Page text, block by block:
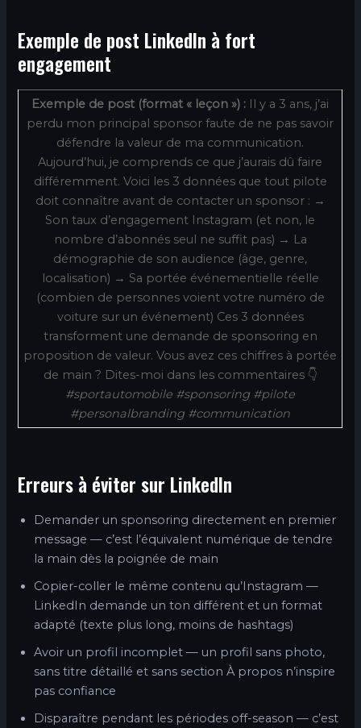
Exemple de post LinkedIn à fort
engagement
Exemple de post (format « leçon ») : Il y a 3 ans, j’ai
perdu mon principal sponsor faute de ne pas savoir
défendre la valeur de ma communication.
Aujourd’hui, je comprends ce que j’aurais dû faire
différemment. Voici les 3 données que tout pilote
doit connaître avant de contacter un sponsor : →
Son taux d’engagement Instagram (et non, le
nombre d’abonnés seul ne suffit pas) → La
démographie de son audience (âge, genre,
localisation) → Sa portée événementielle réelle
(combien de personnes voient votre numéro de
voiture sur un événement) Ces 3 données
transforment une demande de sponsoring en
proposition de valeur. Vous avez ces chiffres à portée
de main ? Dites-moi dans les commentaires 👇
#sportautomobile #sponsoring #pilote
#personalbranding #communication
Erreurs à éviter sur LinkedIn
Demander un sponsoring directement en premier
message — c’est l’équivalent numérique de tendre
la main dès la poignée de main
Copier-coller le même contenu qu’Instagram —
LinkedIn demande un ton différent et un format
adapté (texte plus long, moins de hashtags)
Avoir un profil incomplet — un profil sans photo,
sans titre détaillé et sans section À propos n’inspire
pas confiance
Disparaître pendant les périodes off-season — c’est